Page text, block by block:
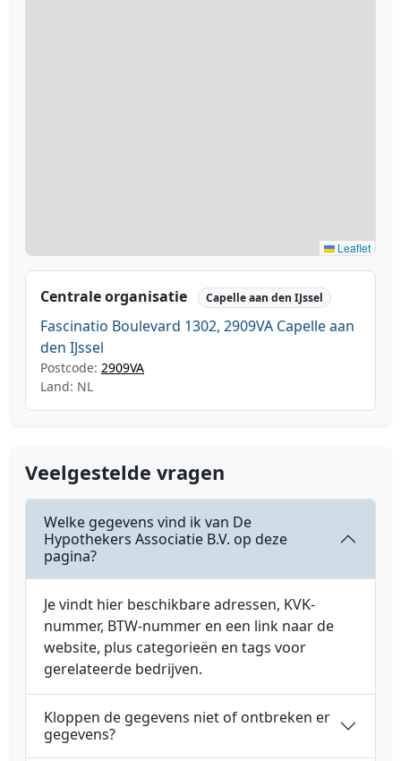
Leaflet
Centrale organisatie Capelle aan den IJssel
Fascinatio Boulevard 1302, 2909VA Capelle aan
den IJssel
Postcode: 2909VA
Land: NL
Veelgestelde vragen
Welke gegevens vind ik van De
Hypothekers Associatie B.V. op deze
pagina?
Je vindt hier beschikbare adressen, KVK-
nummer, BTW-nummer en een link naar de
website, plus categorieën en tags voor
gerelateerde bedrijven.
Kloppen de gegevens niet of ontbreken er
gegevens?